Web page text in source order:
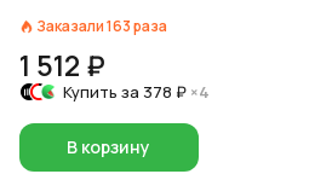
Заказали163раза
1 512 ₽
Купить за 378 ₽ ×4
В корзину